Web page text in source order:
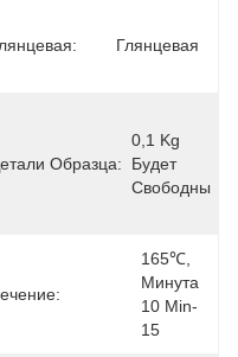
Глянцевая
Образца:
0,1 Kg
Будет
Свободны
165℃,
Минута
10 Min-
15